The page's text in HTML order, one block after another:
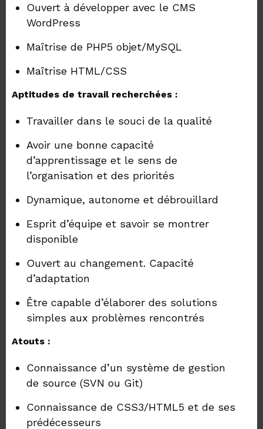
Ouvert à développer avec le CMS
WordPress
Maîtrise de PHP5 objet/MySQL
Maîtrise HTML/CSS
Aptitudes de travail recherchées :
Travailler dans le souci de la qualité
Avoir une bonne capacité
d’apprentissage et le sens de
l’organisation et des priorités
Dynamique, autonome et débrouillard
Esprit d’équipe et savoir se montrer
disponible
Ouvert au changement. Capacité
d’adaptation
Être capable d’élaborer des solutions
simples aux problèmes rencontrés
Atouts :
Connaissance d’un système de gestion
de source (SVN ou Git)
Connaissance de CSS3/HTML5 et de ses
prédécesseurs